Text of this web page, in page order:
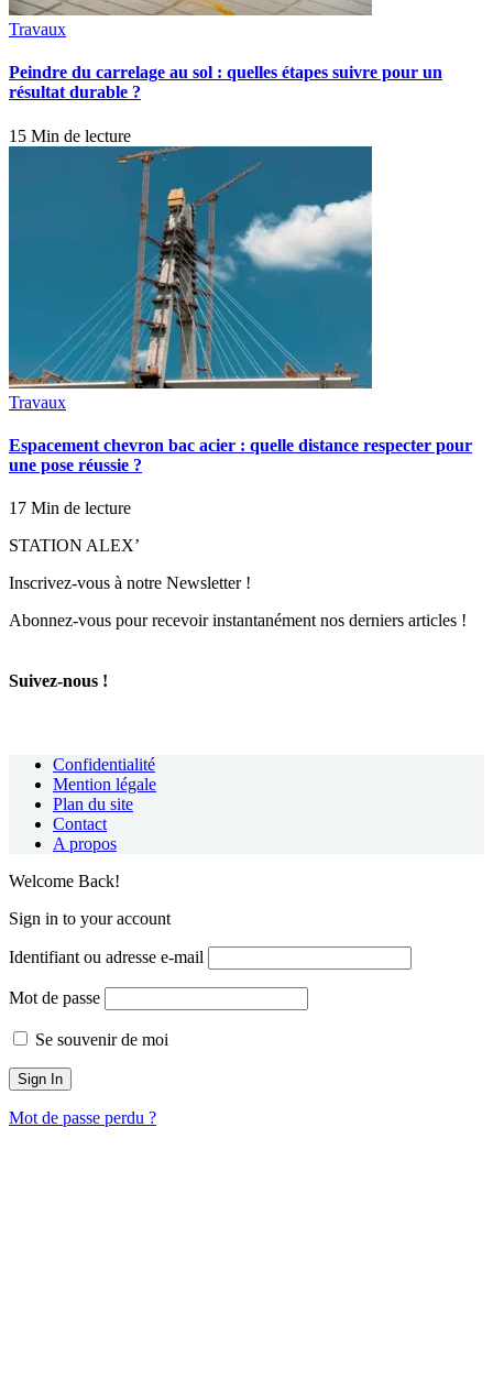
Travaux
Peindre du carrelage au sol : quelles étapes suivre pour un
résultat durable ?
15 Min de lecture
Travaux
Espacement chevron bac acier : quelle distance respecter pour
une pose réussie ?
17 Min de lecture
STATION ALEX’
Inscrivez-vous à notre Newsletter !
Abonnez-vous pour recevoir instantanément nos derniers articles !
Suivez-nous !
Confidentialité
Mention légale
Plan du site
Contact
A propos
Welcome Back!
Sign in to your account
Identifiant ou adresse e-mail
Mot de passe
Se souvenir de moi
Mot de passe perdu ?